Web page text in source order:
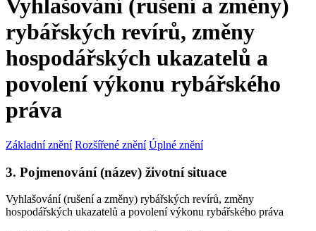
Vyhlašování (rušení a změny)
rybářských revírů, změny
hospodářských ukazatelů a
povolení výkonu rybářského
práva
Základní znění Rozšířené znění Úplné znění
3. Pojmenování (název) životní situace
Vyhlašování (rušení a změny) rybářských revírů, změny
hospodářských ukazatelů a povolení výkonu rybářského práva